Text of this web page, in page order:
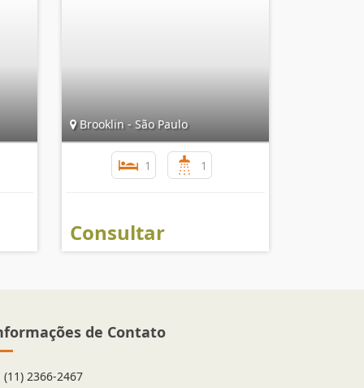
Brooklin - São Paulo
1 1
Consultar
de Contato
(11) 2366-2467